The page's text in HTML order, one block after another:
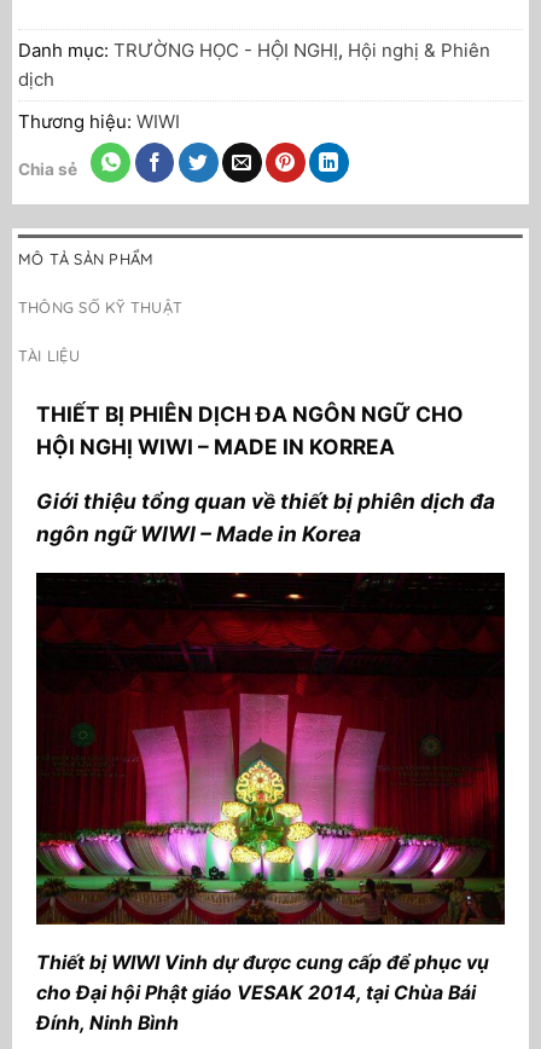
Danh mục: TRƯỜNG HỌC - HỘI NGHỊ, Hội nghị & Phiên
dịch
Thương hiệu: WIWI
Chia sẻ
MÔ TẢ SẢN PHẨM
THÔNG SỐ KỸ THUẬT
TÀI LIỆU
THIẾT BỊ PHIÊN DỊCH ĐA NGÔN NGỮ CHO
HỘI NGHỊ WIWI – MADE IN KORREA
Giới thiệu tổng quan về thiết bị phiên dịch đa
ngôn ngữ WIWI – Made in Korea
Thiết bị WIWI Vinh dự được cung cấp để phục vụ
cho Đại hội Phật giáo VESAK 2014, tại Chùa Bái
Đính, Ninh Bình